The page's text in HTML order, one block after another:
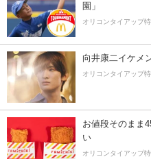
園」
オリコンタイアップ
向井康二イケメ
オリコンタイアップ
お値段そのまま
い
オリコンタイアップ